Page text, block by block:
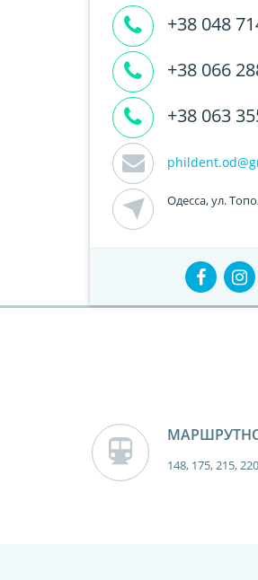
+38 048
+38 066
+38 063
Одесса, ул.
148, 175, 215,